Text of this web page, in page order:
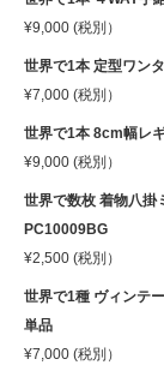
¥9,000 (税別）
世界で1本 定型ワン
¥7,000 (税別）
世界で1本 8cm幅レ
¥9,000 (税別）
世界で数枚 着物八掛
PC10009BG
¥2,500 (税別）
世界で1種 ヴィンテ
単品
¥7,000 (税別）